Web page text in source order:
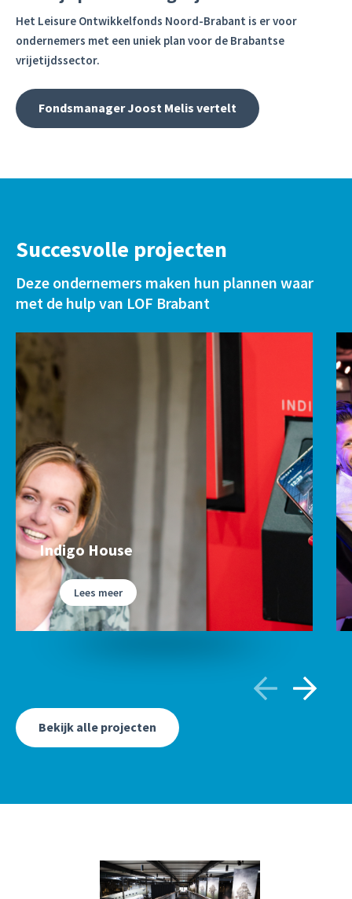
Het Leisure Ontwikkelfonds Noord-Brabant is er voor
ondernemers met een uniek plan voor de Brabantse
vrijetijdssector.
Fondsmanager Joost Melis vertelt
Succesvolle projecten
Deze ondernemers maken hun plannen waar
met de hulp van LOF Brabant
Indigo House
Lees meer
Bekijk alle projecten